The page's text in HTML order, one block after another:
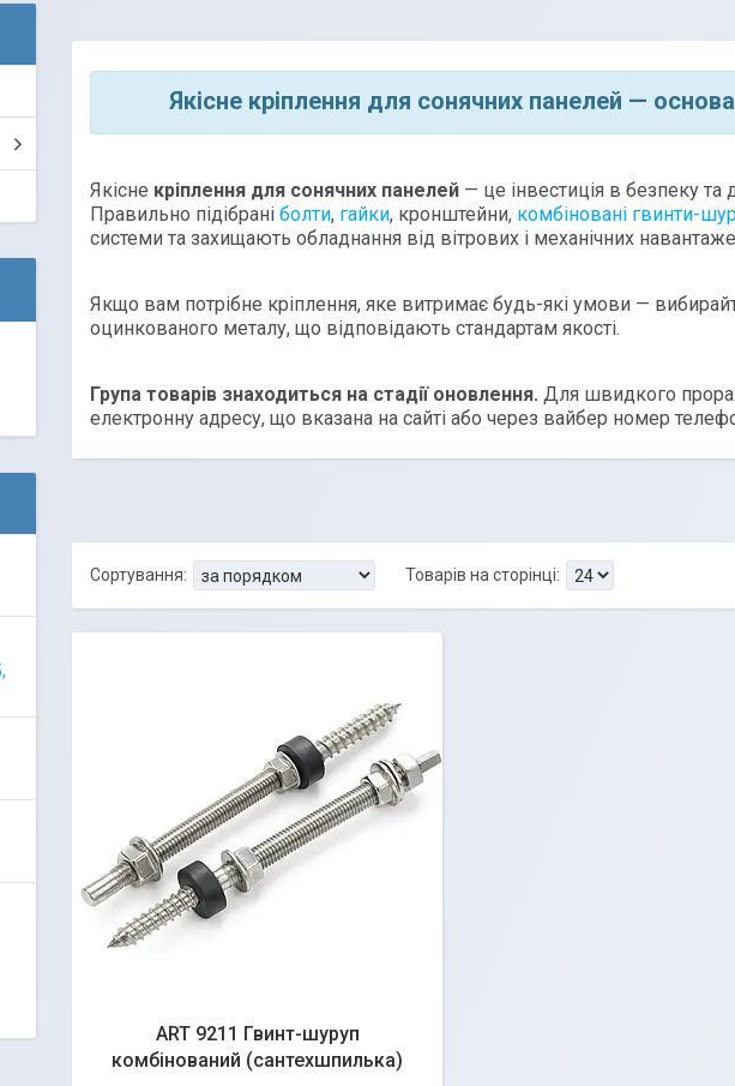
Якісне кріплення для сонячних панелей —
Якісне кріплення для сонячних панелей — це інвестиція в безпеку та
Правильно підібрані болти, гайки, кронштейни, комбіновані гвинти-
системи та захищають обладнання від вітрових і механічних
Якщо вам потрібне кріплення, яке витримає будь-які умови —
оцинкованого металу, що відповідають стандартам якості.
Група товарів знаходиться на стадії оновлення. Для швидкого
електронну адресу, що вказана на сайті або через вайбер номер
ART 9211 Гвинт-шуруп
комбінований (сантехшпилька)